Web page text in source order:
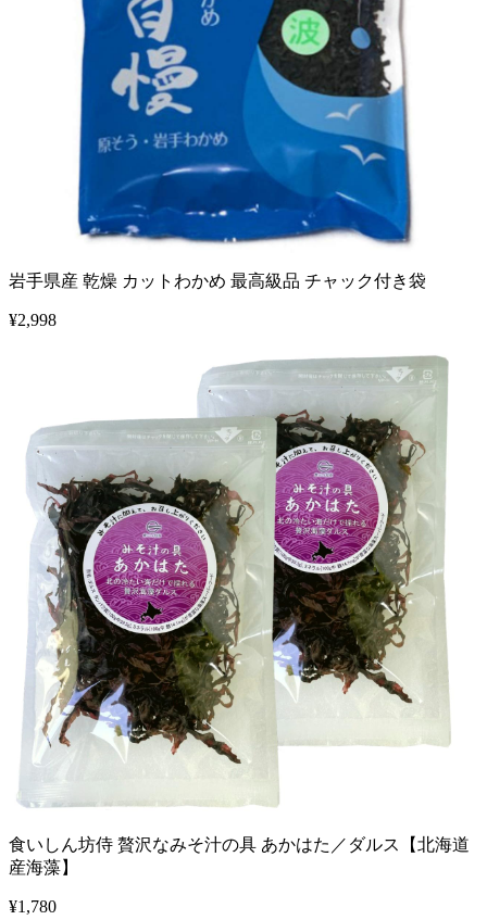
岩手県産 乾燥 カットわかめ 最高級品 チャック付き袋
¥2,998
食いしん坊侍 贅沢なみそ汁の具 あかはた／ダルス【北海道
産海藻】
¥1,780